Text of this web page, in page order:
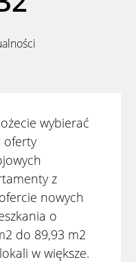
wybierać
oferty
z
nowych
o
do 89,93 m2
w większe.